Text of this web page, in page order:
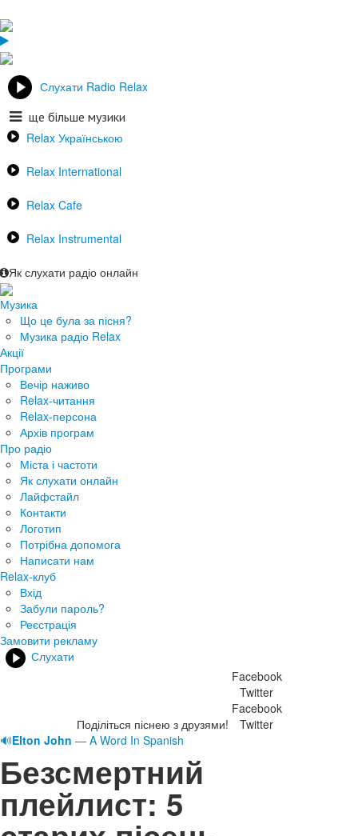
Слухати Radio Relax
ще більше музики
Relax Українською
Relax International
Relax Cafe
Relax Instrumental
Як слухати радіо онлайн
Музика
Що це була за пісня?
Музика радіо Relax
Акції
Програми
Вечір наживо
Relax-читання
Relax-персона
Архів програм
Про радіо
Міста і частоти
Як слухати онлайн
Лайфстайл
Контакти
Логотип
Потрібна допомога
Написати нам
Relax-клуб
Вхід
Забули пароль?
Реєстрація
Замовити рекламу
Слухати
Поділіться піснею з друзями!
Facebook
Twitter
Facebook
Twitter
🔊Elton John — A Word In Spanish
Безсмертний
плейлист: 5